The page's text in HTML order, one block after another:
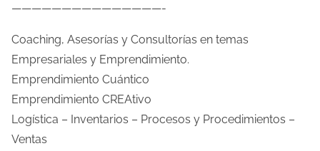
———————————————-
Coaching, Asesorías y Consultorías en temas
Empresariales y Emprendimiento.
Emprendimiento Cuántico
Emprendimiento CREAtivo
Logística – Inventarios – Procesos y Procedimientos –
Ventas